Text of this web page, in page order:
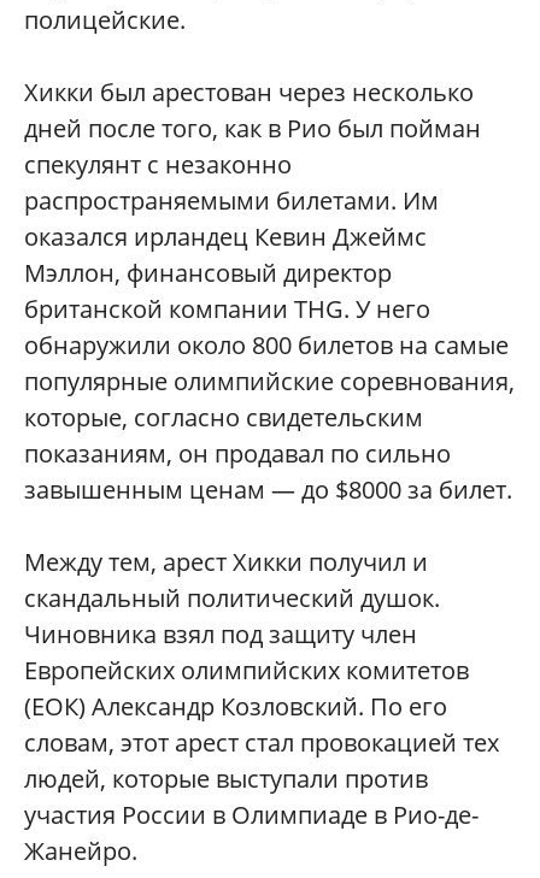
полицейские.
Хикки был арестован через несколько
дней после того, как в Рио был пойман
спекулянт с незаконно
распространяемыми билетами. Им
оказался ирландец Кевин Джеймс
Мэллон, финансовый директор
британской компании THG. У него
обнаружили около 800 билетов на самые
популярные олимпийские соревнования,
которые, согласно свидетельским
показаниям, он продавал по сильно
завышенным ценам — до $8000 за билет.
Между тем, арест Хикки получил и
скандальный политический душок.
Чиновника взял под защиту член
Европейских олимпийских комитетов
(ЕОК) Александр Козловский. По его
словам, этот арест стал провокацией тех
людей, которые выступали против
участия России в Олимпиаде в Рио-де-
Жанейро.